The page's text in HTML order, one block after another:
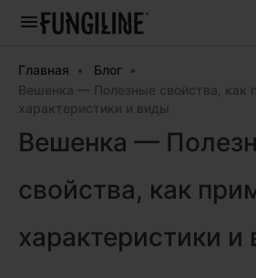
Главная
Блог
Вешенка — Полезные свойства, как
характеристики и виды
Вешенка —
свойства, как
характеристики и